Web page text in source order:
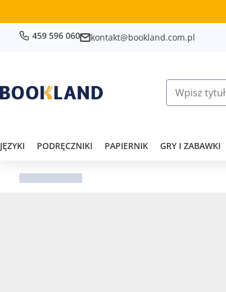
kontakt@bookland.com.pl
JĘZYKI PODRĘCZNIKI PAPIERNIK GRY I ZABAWKI